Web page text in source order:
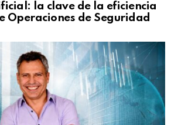
la clave de la eficiencia
Operaciones de Seguridad